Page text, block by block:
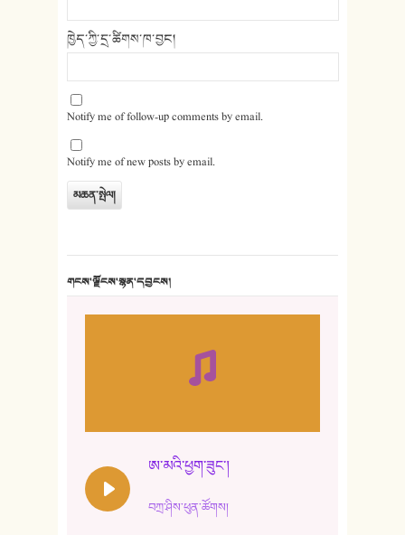
ཁྱེད་ཀྱི་དྲ་ཚིགས་ཁ་བྱང།
Notify me of follow-up comments by email.
Notify me of new posts by email.
གངས་ལྗོངས་སྙན་དབྱངས།
ཨ་མའི་ཕྱག་ཟུང་།
བཀྲ་ཤིས་ཕུན་ཚོགས།